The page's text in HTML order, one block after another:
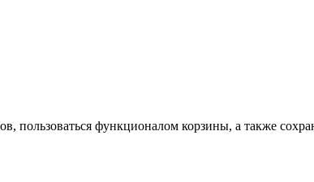
пользоваться функционалом корзины, а также